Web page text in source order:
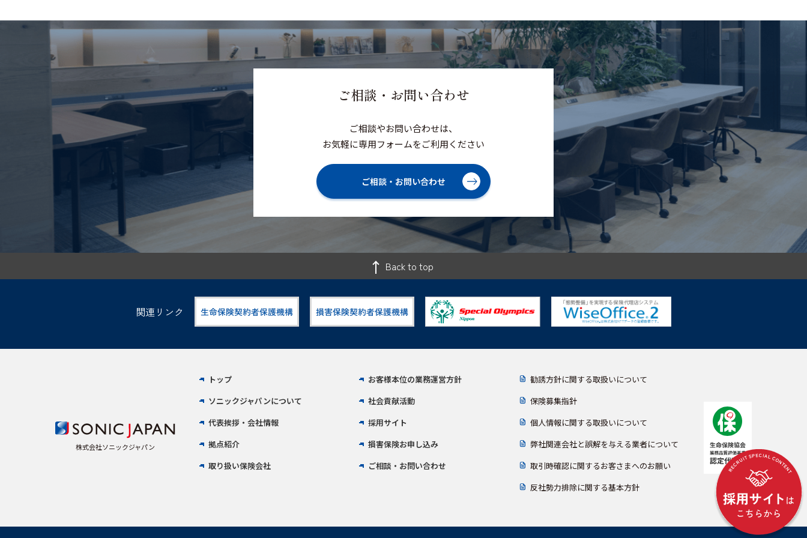
ご相談・お問い合わせ
ご相談やお問い合わせは、
お気軽に専用フォームをご利用ください
ご相談・お問い合わせ
Back to top
関連リンク
株式会社ソニックジャパン
トップ
ソニックジャパンについて
代表挨拶・会社情報
拠点紹介
取り扱い保険会社
お客様本位の業務運営方針
社会貢献活動
採用サイト
損害保険お申し込み
ご相談・お問い合わせ
勧誘方針に関する取扱いについて
保険募集指針
個人情報に関する取扱いについて
弊社関連会社と誤解を与える業者について
取引時確認に関するお客さまへのお願い
反社勢力排除に関する基本方針